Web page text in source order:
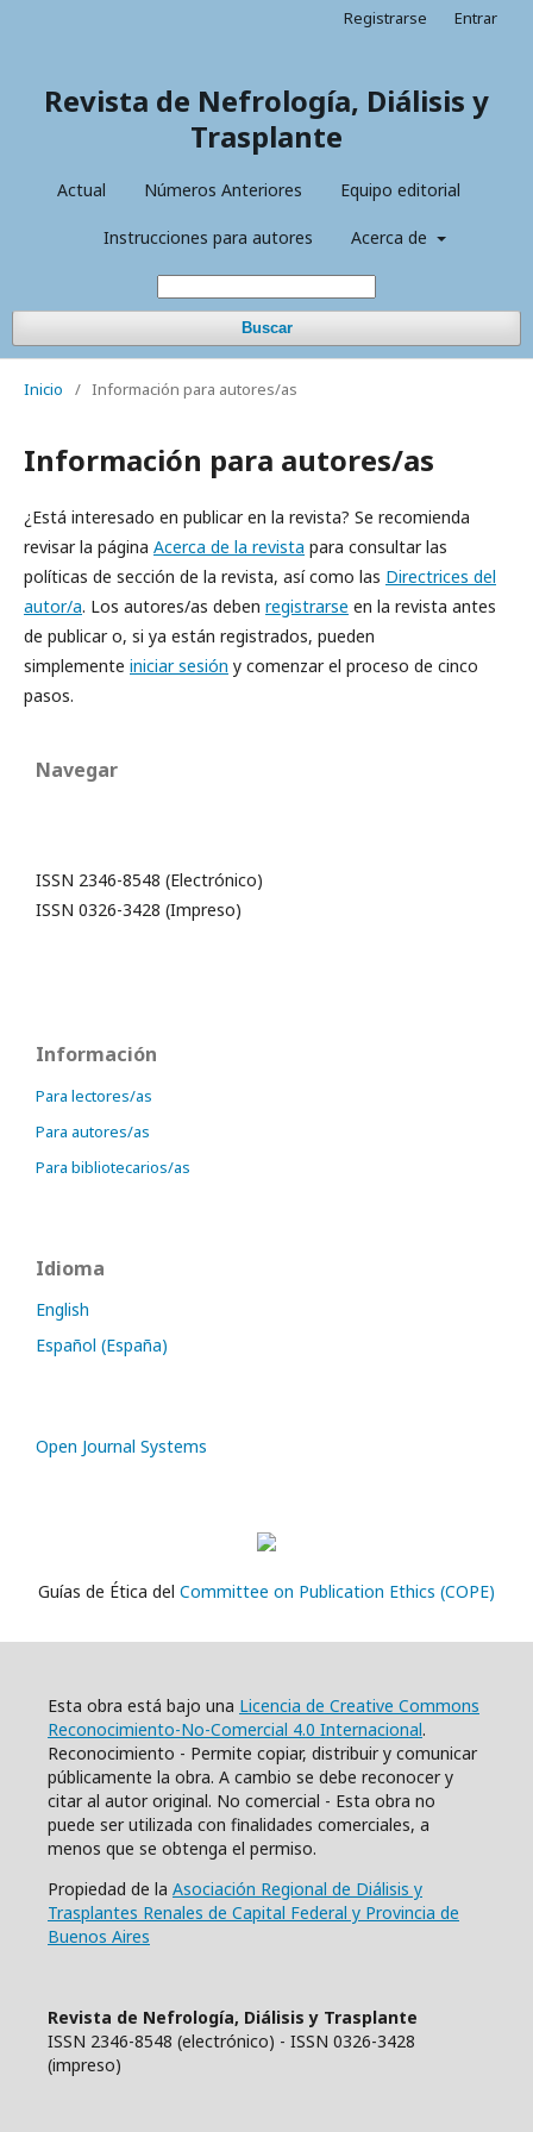
Revista de Nefrología, Diálisis y
Trasplante
Actual Números Anteriores Equipo editorial
Instrucciones para autores Acerca de
Buscar
Registrarse Entrar
Inicio / Información para autores/as
Información para autores/as
¿Está interesado en publicar en la revista? Se recomienda
revisar la página Acerca de la revista para consultar las
políticas de sección de la revista, así como las Directrices del
autor/a. Los autores/as deben registrarse en la revista antes
de publicar o, si ya están registrados, pueden
simplemente iniciar sesión y comenzar el proceso de cinco
pasos.
Navegar
ISSN 2346-8548 (Electrónico)
ISSN 0326-3428 (Impreso)
Información
Para lectores/as
Para autores/as
Para bibliotecarios/as
Idioma
English
Español (España)
Open Journal Systems
Guías de Ética del Committee on Publication Ethics (COPE)
Esta obra está bajo una Licencia de Creative Commons
Reconocimiento-No-Comercial 4.0 Internacional.
Reconocimiento - Permite copiar, distribuir y comunicar
públicamente la obra. A cambio se debe reconocer y
citar al autor original. No comercial - Esta obra no
puede ser utilizada con finalidades comerciales, a
menos que se obtenga el permiso.
Propiedad de la Asociación Regional de Diálisis y
Trasplantes Renales de Capital Federal y Provincia de
Buenos Aires
Revista de Nefrología, Diálisis y Trasplante
ISSN 2346-8548 (electrónico) - ISSN 0326-3428
(impreso)